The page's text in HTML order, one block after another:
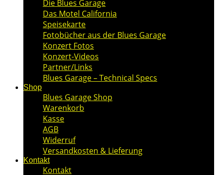
Die Blues Garage
Das Motel California
Speisekarte
Fotobücher aus der Blues Garage
Konzert Fotos
Konzert-Videos
Partner/Links
Blues Garage – Technical Specs
Shop
Blues Garage Shop
Warenkorb
Kasse
AGB
Widerruf
Versandkosten & Lieferung
Kontakt
Kontakt